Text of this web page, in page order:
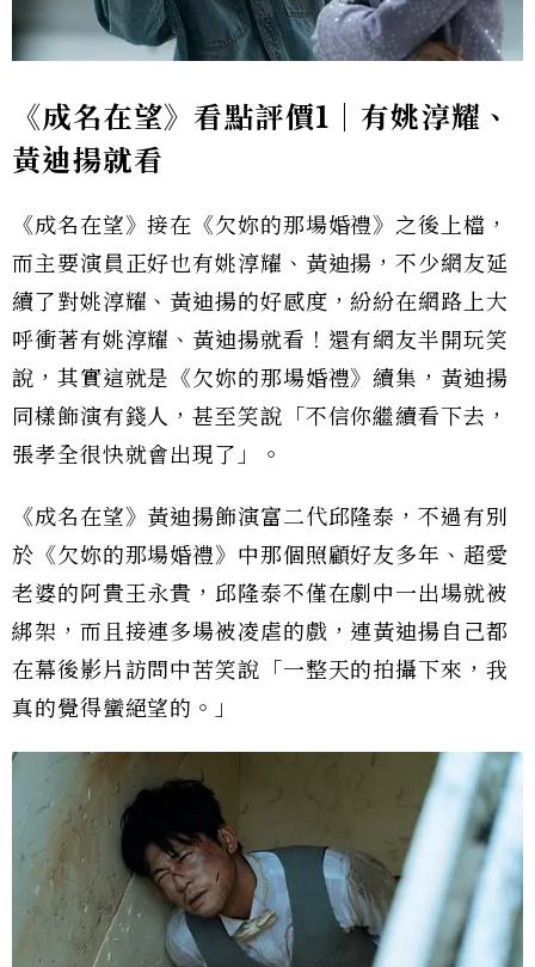
《成名在望》看點評價1｜有姚淳耀、
黃迪揚就看
《成名在望》接在《欠妳的那場婚禮》之後上檔，
而主要演員正好也有姚淳耀、黃迪揚，不少網友延
續了對姚淳耀、黃迪揚的好感度，紛紛在網路上大
呼衝著有姚淳耀、黃迪揚就看！還有網友半開玩笑
說，其實這就是《欠妳的那場婚禮》續集，黃迪揚
同樣飾演有錢人，甚至笑說「不信你繼續看下去，
張孝全很快就會出現了」。
《成名在望》黃迪揚飾演富二代邱隆泰，不過有別
於《欠妳的那場婚禮》中那個照顧好友多年、超愛
老婆的阿貴王永貴，邱隆泰不僅在劇中一出場就被
綁架，而且接連多場被凌虐的戲，連黃迪揚自己都
在幕後影片訪問中苦笑說「一整天的拍攝下來，我
真的覺得蠻絕望的。」